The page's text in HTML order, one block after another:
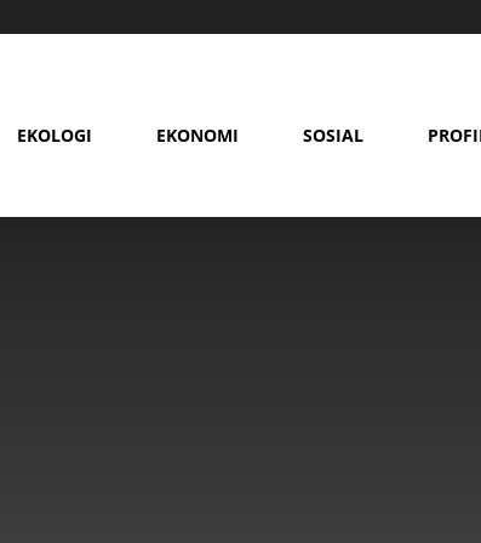
EKOLOGI EKONOMI SOSIAL